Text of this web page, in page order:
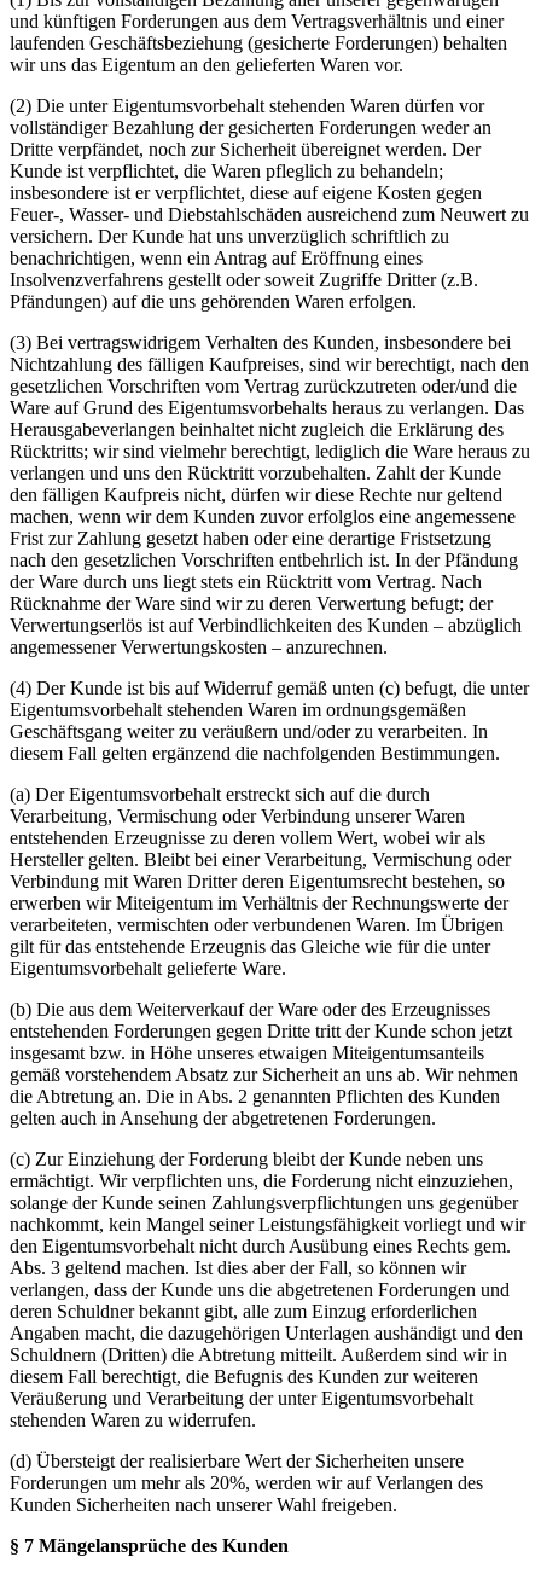
und künftigen Forderungen aus dem Vertragsverhältnis und einer
laufenden Geschäftsbeziehung (gesicherte Forderungen) behalten
wir uns das Eigentum an den gelieferten Waren vor.
(2) Die unter Eigentumsvorbehalt stehenden Waren dürfen vor
vollständiger Bezahlung der gesicherten Forderungen weder an
Dritte verpfändet, noch zur Sicherheit übereignet werden. Der
Kunde ist verpflichtet, die Waren pfleglich zu behandeln;
insbesondere ist er verpflichtet, diese auf eigene Kosten gegen
Feuer-, Wasser- und Diebstahlschäden ausreichend zum Neuwert zu
versichern. Der Kunde hat uns unverzüglich schriftlich zu
benachrichtigen, wenn ein Antrag auf Eröffnung eines
Insolvenzverfahrens gestellt oder soweit Zugriffe Dritter (z.B.
Pfändungen) auf die uns gehörenden Waren erfolgen.
(3) Bei vertragswidrigem Verhalten des Kunden, insbesondere bei
Nichtzahlung des fälligen Kaufpreises, sind wir berechtigt, nach den
gesetzlichen Vorschriften vom Vertrag zurückzutreten oder/und die
Ware auf Grund des Eigentumsvorbehalts heraus zu verlangen. Das
Herausgabeverlangen beinhaltet nicht zugleich die Erklärung des
Rücktritts; wir sind vielmehr berechtigt, lediglich die Ware heraus zu
verlangen und uns den Rücktritt vorzubehalten. Zahlt der Kunde
den fälligen Kaufpreis nicht, dürfen wir diese Rechte nur geltend
machen, wenn wir dem Kunden zuvor erfolglos eine angemessene
Frist zur Zahlung gesetzt haben oder eine derartige Fristsetzung
nach den gesetzlichen Vorschriften entbehrlich ist. In der Pfändung
der Ware durch uns liegt stets ein Rücktritt vom Vertrag. Nach
Rücknahme der Ware sind wir zu deren Verwertung befugt; der
Verwertungserlös ist auf Verbindlichkeiten des Kunden – abzüglich
angemessener Verwertungskosten – anzurechnen.
(4) Der Kunde ist bis auf Widerruf gemäß unten (c) befugt, die unter
Eigentumsvorbehalt stehenden Waren im ordnungsgemäßen
Geschäftsgang weiter zu veräußern und/oder zu verarbeiten. In
diesem Fall gelten ergänzend die nachfolgenden Bestimmungen.
(a) Der Eigentumsvorbehalt erstreckt sich auf die durch
Verarbeitung, Vermischung oder Verbindung unserer Waren
entstehenden Erzeugnisse zu deren vollem Wert, wobei wir als
Hersteller gelten. Bleibt bei einer Verarbeitung, Vermischung oder
Verbindung mit Waren Dritter deren Eigentumsrecht bestehen, so
erwerben wir Miteigentum im Verhältnis der Rechnungswerte der
verarbeiteten, vermischten oder verbundenen Waren. Im Übrigen
gilt für das entstehende Erzeugnis das Gleiche wie für die unter
Eigentumsvorbehalt gelieferte Ware.
(b) Die aus dem Weiterverkauf der Ware oder des Erzeugnisses
entstehenden Forderungen gegen Dritte tritt der Kunde schon jetzt
insgesamt bzw. in Höhe unseres etwaigen Miteigentumsanteils
gemäß vorstehendem Absatz zur Sicherheit an uns ab. Wir nehmen
die Abtretung an. Die in Abs. 2 genannten Pflichten des Kunden
gelten auch in Ansehung der abgetretenen Forderungen.
(c) Zur Einziehung der Forderung bleibt der Kunde neben uns
ermächtigt. Wir verpflichten uns, die Forderung nicht einzuziehen,
solange der Kunde seinen Zahlungsverpflichtungen uns gegenüber
nachkommt, kein Mangel seiner Leistungsfähigkeit vorliegt und wir
den Eigentumsvorbehalt nicht durch Ausübung eines Rechts gem.
Abs. 3 geltend machen. Ist dies aber der Fall, so können wir
verlangen, dass der Kunde uns die abgetretenen Forderungen und
deren Schuldner bekannt gibt, alle zum Einzug erforderlichen
Angaben macht, die dazugehörigen Unterlagen aushändigt und den
Schuldnern (Dritten) die Abtretung mitteilt. Außerdem sind wir in
diesem Fall berechtigt, die Befugnis des Kunden zur weiteren
Veräußerung und Verarbeitung der unter Eigentumsvorbehalt
stehenden Waren zu widerrufen.
(d) Übersteigt der realisierbare Wert der Sicherheiten unsere
Forderungen um mehr als 20%, werden wir auf Verlangen des
Kunden Sicherheiten nach unserer Wahl freigeben.
§ 7 Mängelansprüche des Kunden